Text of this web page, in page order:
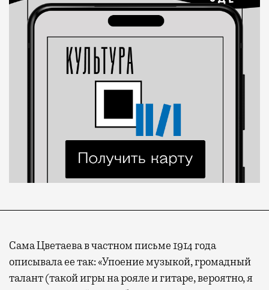
Сама Цветаева в частном письме 1914 года
описывала ее так: «Упоение музыкой, громадный
талант (такой игры на рояле и гитаре, вероятно, я